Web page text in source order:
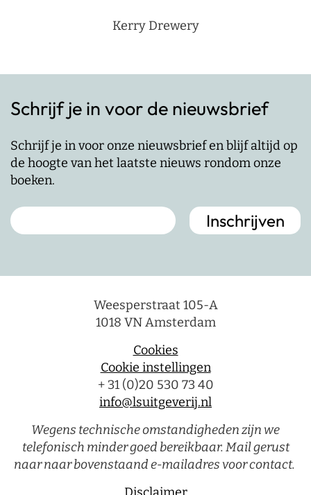
Kerry Drewery
Schrijf je in voor de nieuwsbrief
Schrijf je in voor onze nieuwsbrief en blijf altijd op
de hoogte van het laatste nieuws rondom onze
boeken.
Weesperstraat 105-A
1018 VN Amsterdam
Cookies
Cookie instellingen
+ 31 (0)20 530 73 40
info@lsuitgeverij.nl
Wegens technische omstandigheden zijn we
telefonisch minder goed bereikbaar. Mail gerust
naar naar bovenstaand e-mailadres voor contact.